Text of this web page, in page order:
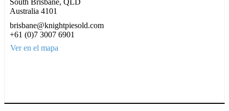
Australia 4101
brisbane@knightpiesold.com
+61 (0)7 3007 6901
Ver en el mapa